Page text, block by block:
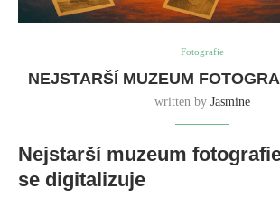
Fotografie
NEJSTARŠÍ MUZEUM
written by Jasmine
Nejstarší muzeum
se digitalizuje